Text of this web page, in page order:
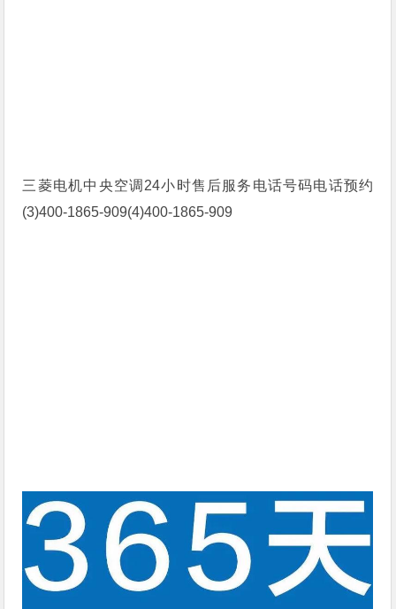
三菱电机中央空调24小时售后服务电话号码电话预约
(3)400-1865-909(4)400-1865-909